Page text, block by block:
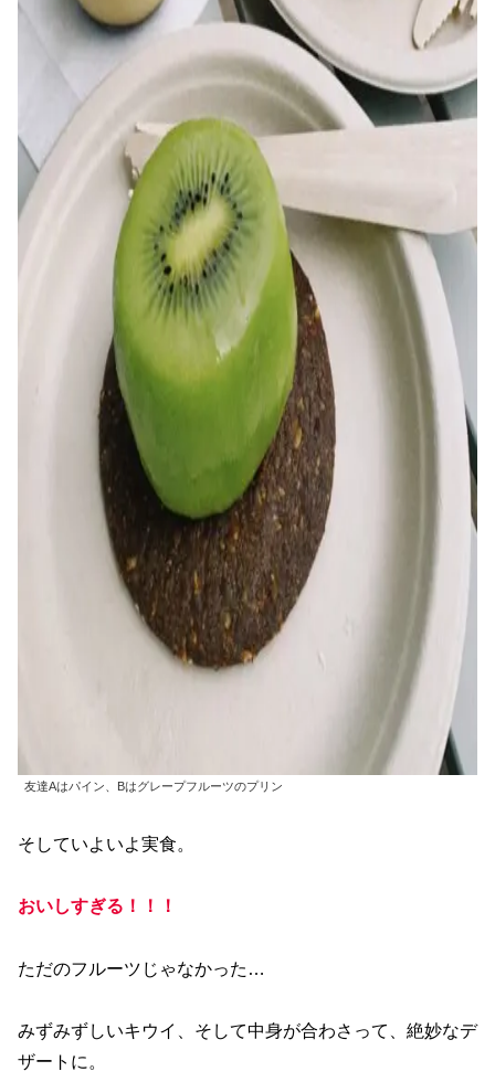
友達Aはパイン、Bはグレープフルーツのプリン
そしていよいよ実食。
おいしすぎる！！！
ただのフルーツじゃなかった…
みずみずしいキウイ、そして中身が合わさって、絶妙なデ
ザートに。